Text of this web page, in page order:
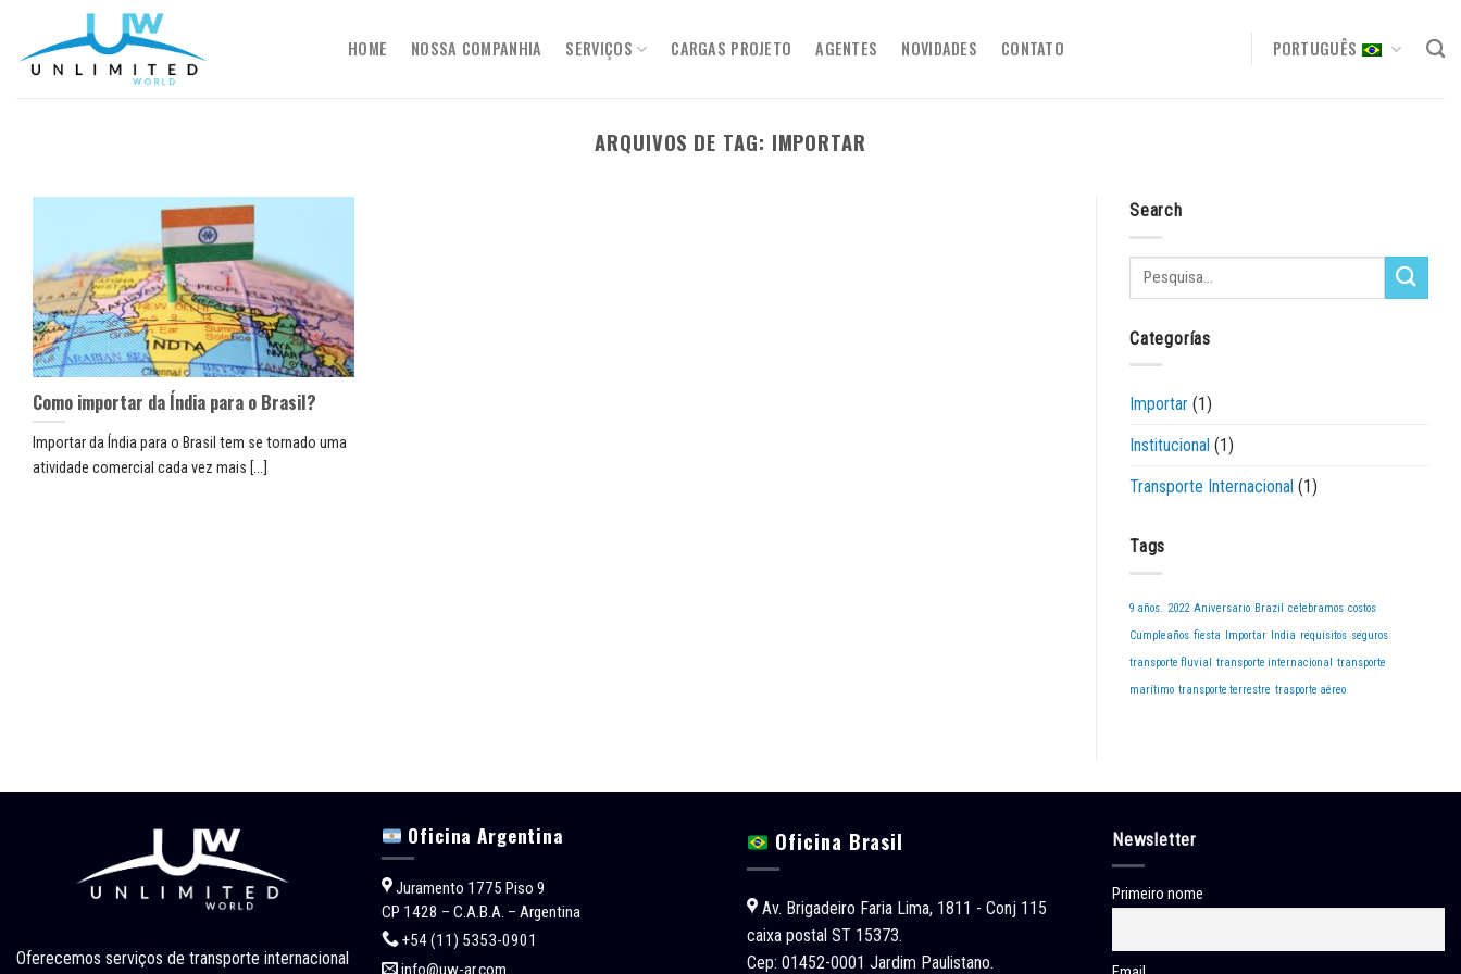
content
HOME NOSSA COMPANHIA SERVIÇOS CARGAS PROJETO AGENTES NOVIDADES CONTATO PORTUGUÊS
ARQUIVOS DE TAG: IMPORTAR
Como importar da Índia para o Brasil?
Importar da Índia para o Brasil tem se tornado uma
atividade comercial cada vez mais [...]
Search
Categorías
Importar (1)
Institucional (1)
Transporte Internacional (1)
Tags
9 años. 2022 Aniversario Brazil celebramos costos
Cumpleaños fiesta Importar India requisitos seguros
transporte fluvial transporte internacional transporte
marítimo transporte terrestre trasporte aéreo
Oferecemos serviços de transporte internacional
Oficina Argentina
Juramento 1775 Piso 9
CP 1428 – C.A.B.A. – Argentina
+54 (11) 5353-0901
info@uw-ar.com
Oficina Brasil
Av. Brigadeiro Faria Lima, 1811 - Conj 115
caixa postal ST 15373.
Cep: 01452-0001 Jardim Paulistano.
Newsletter
Primeiro nome